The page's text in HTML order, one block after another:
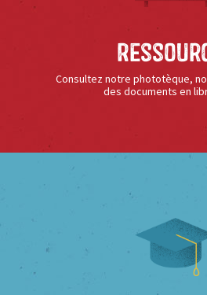
Consultez notre phototèque,
des documents en